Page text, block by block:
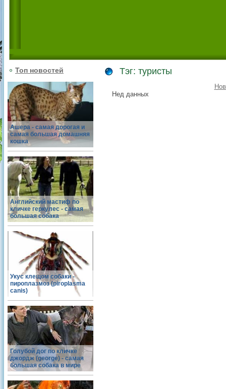
Топ новостей
Ашера - самая дорогая и
самая большая домашняя
кошка
Английский мастиф по
кличке геркулес - самая
большая собака
Укус клещом собаки -
пироплазмоз (piroplasma
canis)
Голубой дог по кличке
джордж (george) - самая
большая собака в мире
Тэг: туристы
Нед данных